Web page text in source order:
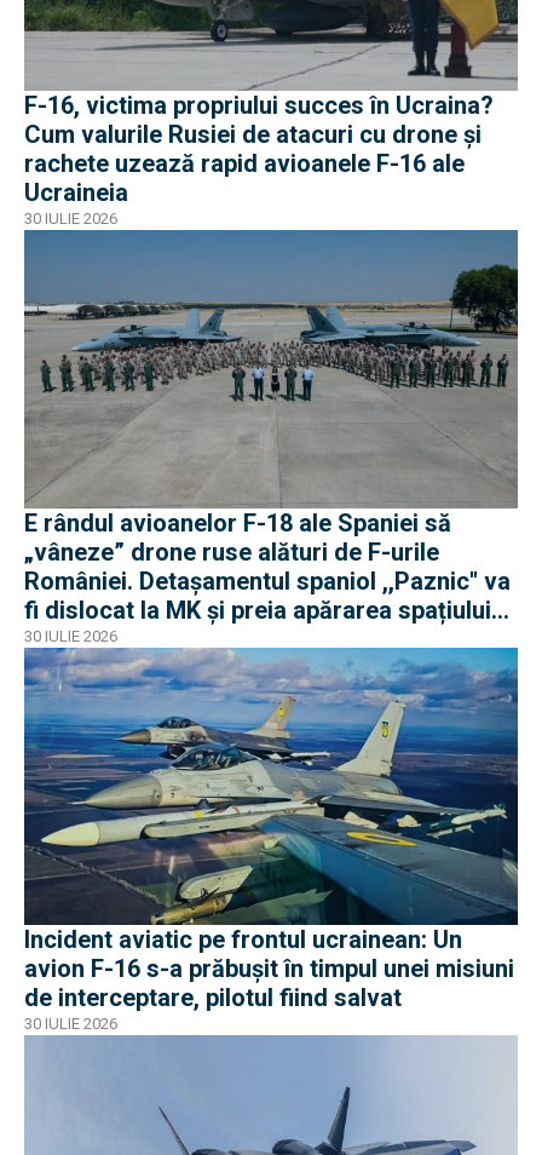
F-16, victima propriului succes în Ucraina?
Cum valurile Rusiei de atacuri cu drone și
rachete uzează rapid avioanele F-16 ale
Ucraineia
30 IULIE 2026
E rândul avioanelor F-18 ale Spaniei să
„vâneze” drone ruse alături de F-urile
României. Detașamentul spaniol ,,Paznic'' va
fi dislocat la MK și preia apărarea spațiului
aerian românesc
30 IULIE 2026
Incident aviatic pe frontul ucrainean: Un
avion F-16 s-a prăbușit în timpul unei misiuni
de interceptare, pilotul fiind salvat
30 IULIE 2026